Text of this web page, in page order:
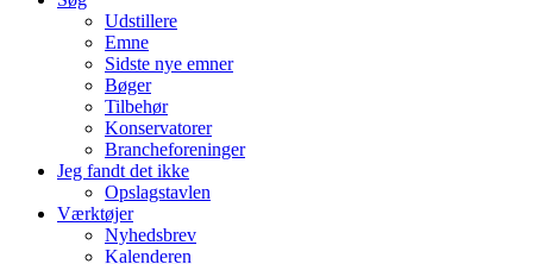
Udstillere
Emne
Sidste nye emner
Bøger
Tilbehør
Konservatorer
Brancheforeninger
Jeg fandt det ikke
Opslagstavlen
Værktøjer
Nyhedsbrev
Kalenderen